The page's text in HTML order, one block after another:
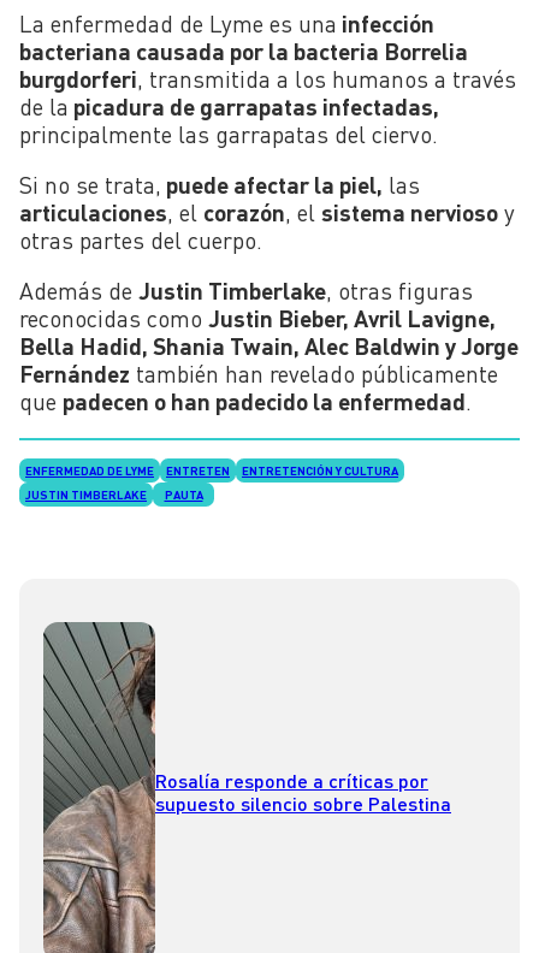
La enfermedad de Lyme es una infección
bacteriana causada por la bacteria Borrelia
burgdorferi, transmitida a los humanos a través
de la picadura de garrapatas infectadas,
principalmente las garrapatas del ciervo.
Si no se trata, puede afectar la piel, las
articulaciones, el corazón, el sistema nervioso y
otras partes del cuerpo.
Además de Justin Timberlake, otras figuras
reconocidas como Justin Bieber, Avril Lavigne,
Bella Hadid, Shania Twain, Alec Baldwin y Jorge
Fernández también han revelado públicamente
que padecen o han padecido la enfermedad.
ENFERMEDAD DE LYME ENTRETEN
ENTRETENCIÓN Y CULTURA
JUSTIN TIMBERLAKE
PAUTA
Rosalía responde a críticas por
supuesto silencio sobre Palestina